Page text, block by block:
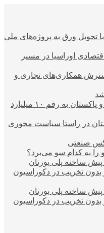
تحویل ورق به پروژه‌های ملی
اوراسیا در مسیر
همکاری‌های تجاری و
افزایش حجم تجارت بین ایران و پاکستان به رقم ۱۰ میلیارد
در راستا سیاست محوری
صنعتی
را به کدام سو می‌برد؟
پیش ساخته پلی یورتان
تخریب در دکوراسیون
پیش ساخته پلی یورتان
تخریب در دکوراسیون